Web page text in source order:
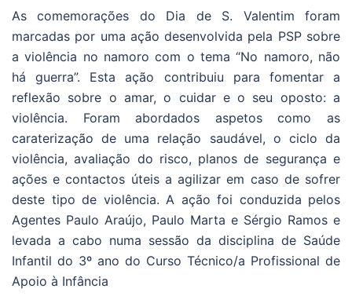
As comemorações do Dia de S. Valentim foram
marcadas por uma ação desenvolvida pela PSP sobre
a violência no namoro com o tema “No namoro, não
há guerra”. Esta ação contribuiu para fomentar a
reflexão sobre o amar, o cuidar e o seu oposto: a
violência. Foram abordados aspetos como as
caraterização de uma relação saudável, o ciclo da
violência, avaliação do risco, planos de segurança e
ações e contactos úteis a agilizar em caso de sofrer
deste tipo de violência. A ação foi conduzida pelos
Agentes Paulo Araújo, Paulo Marta e Sérgio Ramos e
levada a cabo numa sessão da disciplina de Saúde
Infantil do 3º ano do Curso Técnico/a Profissional de
Apoio à Infância